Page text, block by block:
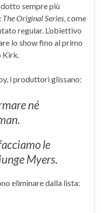
sempre più
The Original Series, come
regular. L’obiettivo
lo show fino al primo
Kirk.
i produttori glissano:
né
le
Myers.
eliminare dalla lista: